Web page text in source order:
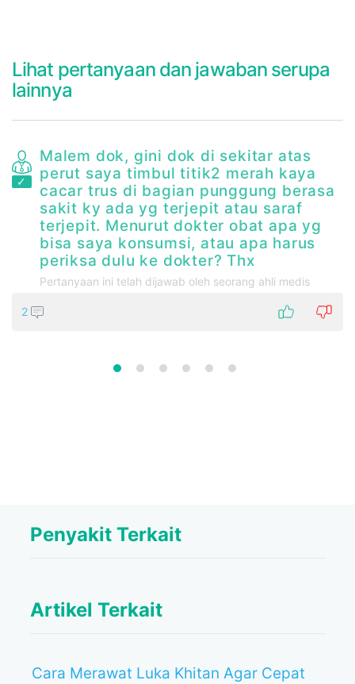
Lihat pertanyaan dan jawaban serupa
lainnya
Malem dok, gini dok di sekitar atas
perut saya timbul titik2 merah kaya
cacar trus di bagian punggung berasa
sakit ky ada yg terjepit atau saraf
terjepit. Menurut dokter obat apa yg
bisa saya konsumsi, atau apa harus
periksa dulu ke dokter? Thx
Pertanyaan ini telah dijawab oleh seorang ahli medis
2
Penyakit Terkait
Artikel Terkait
Cara Merawat Luka Khitan Agar Cepat